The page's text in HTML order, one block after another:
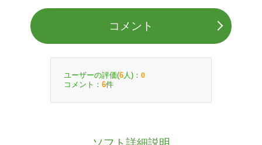
コメント
ユーザーの評価(6 人)： 0
コメント： 6件